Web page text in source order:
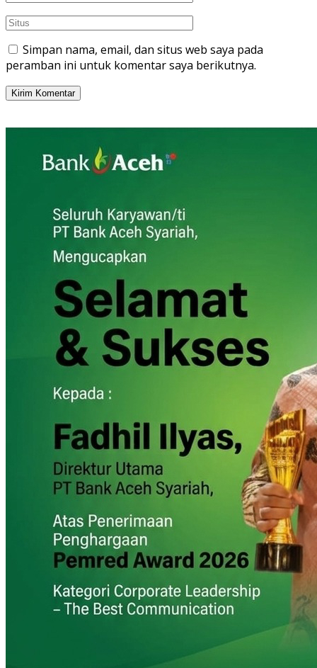
Simpan nama, email, dan situs web saya pada
peramban ini untuk komentar saya berikutnya.